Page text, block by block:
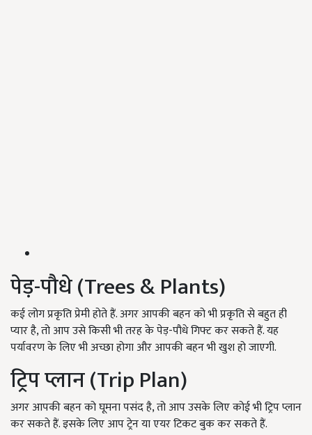
पेड़-पौधे (Trees & Plants)
कई लोग प्रकृति प्रेमी होते हैं. अगर आपकी बहन को भी प्रकृति से बहुत ही
प्यार है, तो आप उसे किसी भी तरह के पेड़-पौधे गिफ्ट कर सकते हैं. यह
पर्यावरण के लिए भी अच्छा होगा और आपकी बहन भी खुश हो जाएगी.
ट्रिप प्लान (Trip Plan)
अगर आपकी बहन को घूमना पसंद है, तो आप उसके लिए कोई भी ट्रिप प्लान
कर सकते हैं. इसके लिए आप ट्रेन या एयर टिकट बुक कर सकते हैं.